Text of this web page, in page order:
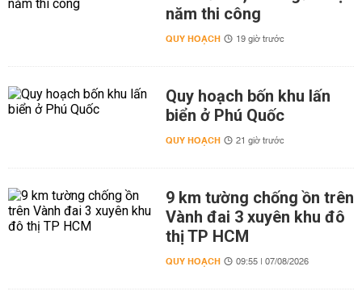
năm thi công
QUY HOẠCH 19 giờ trước
Quy hoạch bốn khu lấn
biển ở Phú Quốc
QUY HOẠCH 21 giờ trước
9 km tường chống ồn trên
Vành đai 3 xuyên khu đô
thị TP HCM
QUY HOẠCH 09:55 | 07/08/2026